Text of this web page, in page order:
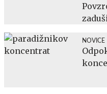
NOVICE